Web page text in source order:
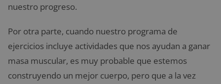
nuestro progreso.
Por otra parte, cuando nuestro programa de
ejercicios incluye actividades que nos ayudan a ganar
masa muscular, es muy probable que estemos
construyendo un mejor cuerpo, pero que a la vez